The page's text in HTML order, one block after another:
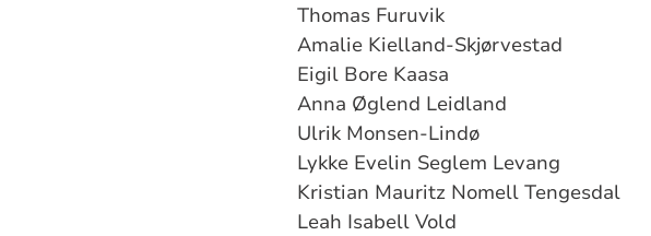
Thomas Furuvik
Amalie Kielland-Skjørvestad
Eigil Bore Kaasa
Anna Øglend Leidland
Ulrik Monsen-Lindø
Lykke Evelin Seglem Levang
Kristian Mauritz Nomell Tengesdal
Leah Isabell Vold